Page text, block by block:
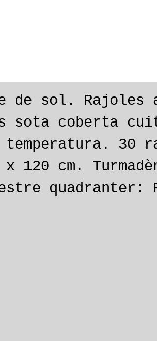
de sol. Rajoles
sota coberta
temperatura. 30
x 120 cm.